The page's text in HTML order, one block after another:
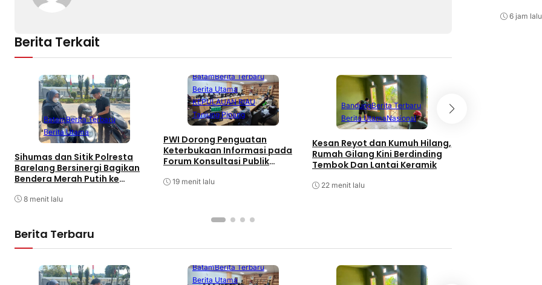
Berita Terkait
BatamBerita Terbaru
Berita Utama
Sihumas dan Sitik Polresta
Barelang Bersinergi Bagikan
Bendera Merah Putih ke
Sambut HUT RI Ke-81
8 menit lalu
BatamBerita Terbaru
Berita Utama
KEPULAUAN RIAU
Tanjung Pinang
PWI Dorong Penguatan
Keterbukaan Informasi pada
Forum Konsultasi Publik
19 menit lalu
BandungBerita Terbaru
Berita UtamaNasional
Kesan Reyot dan Kumuh Hilang,
Rumah Gilang Kini Berdinding
Tembok Dan Lantai Keramik
22 menit lalu
Berita Terbaru
BatamBerita Terbaru
Berita Utama
6 jam lalu